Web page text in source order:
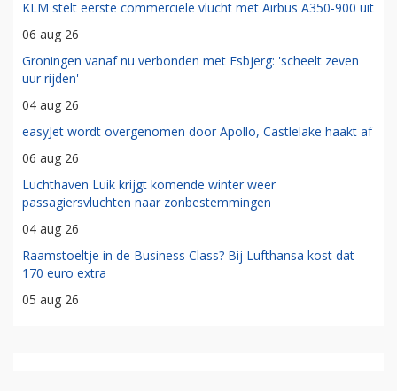
KLM stelt eerste commerciële vlucht met Airbus A350-900 uit
06 aug 26
Groningen vanaf nu verbonden met Esbjerg: 'scheelt zeven
uur rijden'
04 aug 26
easyJet wordt overgenomen door Apollo, Castlelake haakt af
06 aug 26
Luchthaven Luik krijgt komende winter weer
passagiersvluchten naar zonbestemmingen
04 aug 26
Raamstoeltje in de Business Class? Bij Lufthansa kost dat
170 euro extra
05 aug 26